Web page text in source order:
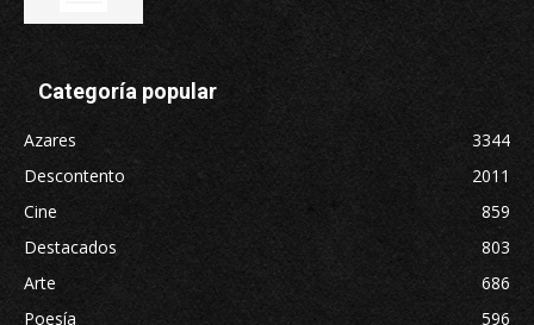
Categoría popular
Azares
3344
Descontento
2011
Cine
859
Destacados
803
Arte
686
Poesía
596